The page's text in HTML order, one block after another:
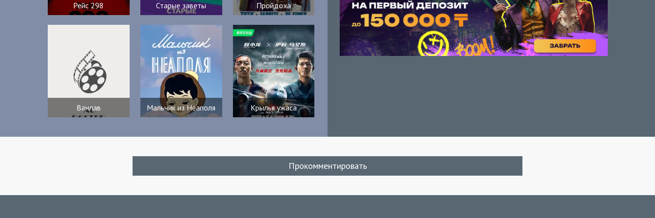
Рейс 298 Старые заветы Пройдоха
Ванлав Мальчик из Неаполя Крылья ужаса
Прокомментировать